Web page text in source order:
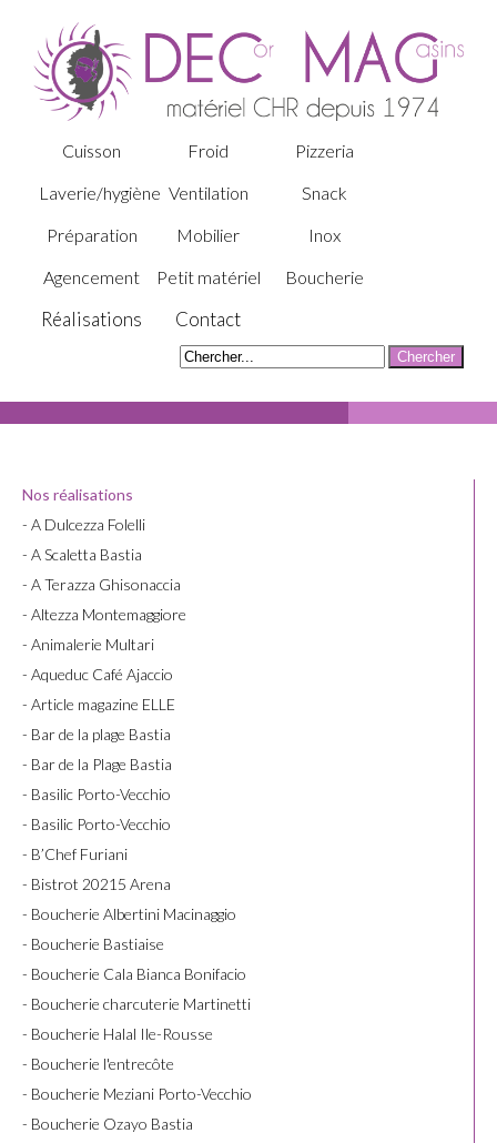
Cuisson Froid
Pizzeria
Laverie/hygiène Ventilation
Snack
Préparation
Mobilier
Inox
Agencement
Petit matériel Boucherie
Réalisations Contact
Nos réalisations
- A Dulcezza Folelli
- A Scaletta Bastia
- A Terazza Ghisonaccia
- Altezza Montemaggiore
- Animalerie Multari
- Aqueduc Café Ajaccio
- Article magazine ELLE
- Bar de la plage Bastia
- Bar de la Plage Bastia
- Basilic Porto-Vecchio
- Basilic Porto-Vecchio
- B’Chef Furiani
- Bistrot 20215 Arena
- Boucherie Albertini Macinaggio
- Boucherie Bastiaise
- Boucherie Cala Bianca Bonifacio
- Boucherie charcuterie Martinetti
- Boucherie Halal Ile-Rousse
- Boucherie l'entrecôte
- Boucherie Meziani Porto-Vecchio
- Boucherie Ozayo Bastia